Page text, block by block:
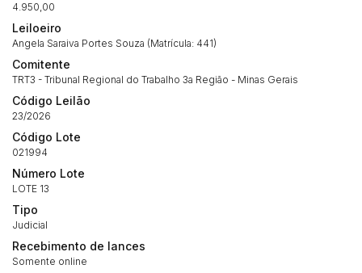
4.950,00
Leiloeiro
Angela Saraiva Portes Souza (Matrícula: 441)
Comitente
TRT3 - Tribunal Regional do Trabalho 3a Região - Minas Gerais
Código Leilão
23/2026
Código Lote
021994
Número Lote
LOTE 13
Tipo
Judicial
Recebimento de lances
Somente online
Envie sua Proposta
(Art. 895, CPC)
Clique aqui para fazer login
Habilite-se para efetuar lances ou
propostas